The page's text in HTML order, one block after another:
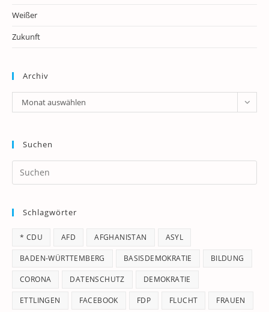
Weißer
Zukunft
Archiv
Archiv
Monat auswählen
Suchen
Schlagwörter
* CDU AFD AFGHANISTAN ASYL
BADEN-WÜRTTEMBERG BASISDEMOKRATIE BILDUNG
CORONA DATENSCHUTZ DEMOKRATIE
ETTLINGEN FACEBOOK FDP FLUCHT FRAUEN